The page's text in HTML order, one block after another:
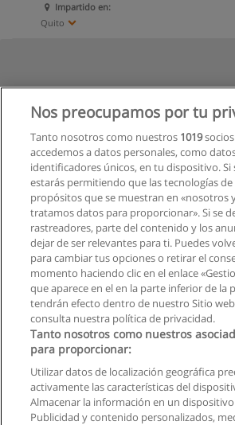
Impartido en:
Quito
Reglas de uso
Nos preocupamos por tu
Tanto nosotros como nuestros 1019
accedemos a datos personales, como
identificadores únicos, en tu dispositivo. Si
estarás permitiendo que las tecnologías
propósitos que se muestran en «nosotros
tratamos datos para proporcionar». Si se
rastreadores, parte del contenido y los
dejar de ser relevantes para ti. Puedes
para cambiar tus opciones o retirar el
momento haciendo clic en el enlace
que aparece en el en la parte inferior de la
tendrán efecto dentro de nuestro Sitio
consulta nuestra política de privacidad.
Tanto nosotros como nuestros
para proporcionar:
Utilizar datos de localización geográfica
activamente las características del
Almacenar la información en un
Publicidad y contenido personalizados,